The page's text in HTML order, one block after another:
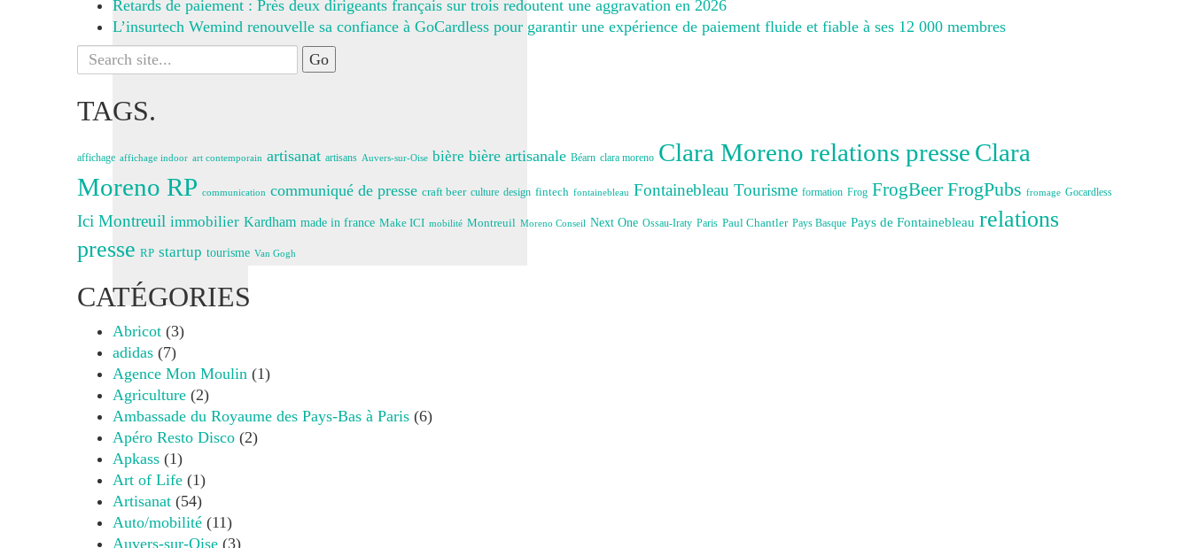
Retards de paiement : Près deux dirigeants français sur trois redoutent une aggravation en 2026
L’insurtech Wemind renouvelle sa confiance à GoCardless pour garantir une expérience de paiement fluide et fiable à ses 12 000 membres
Search
for:
TAGS.
affichage affichage indoor art contemporain artisanat artisans Auvers-sur-Oise bière bière artisanale Béarn clara moreno Clara Moreno relations presse Clara
Moreno RP communication communiqué de presse craft beer culture design fintech fontainebleau Fontainebleau Tourisme formation Frog FrogBeer FrogPubs fromage Gocardless
Ici Montreuil immobilier Kardham made in france Make ICI mobilité Montreuil Moreno Conseil Next One Ossau-Iraty Paris Paul Chantler Pays Basque Pays de Fontainebleau relations
presse RP startup tourisme Van Gogh
CATÉGORIES
Abricot (3)
adidas (7)
Agence Mon Moulin (1)
Agriculture (2)
Ambassade du Royaume des Pays-Bas à Paris (6)
Apéro Resto Disco (2)
Apkass (1)
Art of Life (1)
Artisanat (54)
Auto/mobilité (11)
Auvers-sur-Oise (3)